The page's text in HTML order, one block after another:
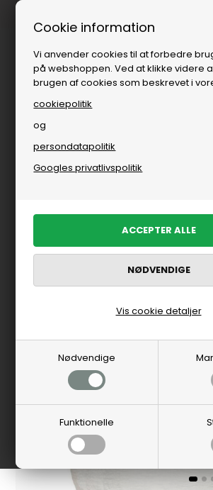
Cookie information
Vi anvender cookies til at forbedre
på webshoppen. Ved at klikke videre
brugen af cookies som beskrevet i
cookiepolitik
og
persondatapolitik
Googles privatlivspolitik
Nødvendige
Funktionelle
Vis cookie detaljer